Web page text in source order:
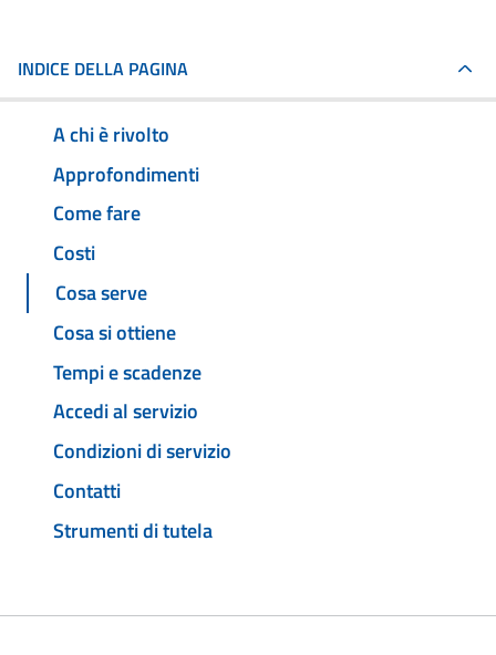
INDICE DELLA PAGINA
A chi è rivolto
Approfondimenti
Come fare
Costi
Cosa serve
Cosa si ottiene
Tempi e scadenze
Accedi al servizio
Condizioni di servizio
Contatti
Strumenti di tutela